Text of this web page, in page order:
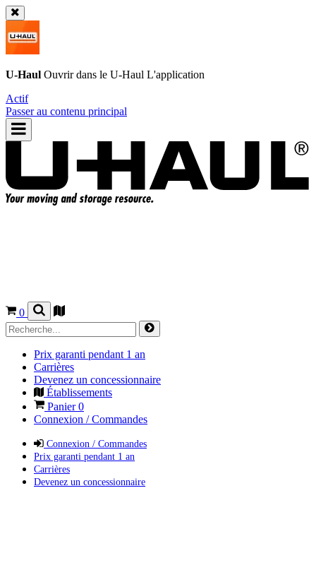
U-Haul Ouvrir dans le U-Haul L'application
Actif
Passer au contenu principal
0
Prix garanti pendant 1 an
Carrières
Devenez un concessionnaire
Établissements
Panier0
Connexion / Commandes
Connexion / Commandes
Prix garanti pendant 1 an
Carrières
Devenez un concessionnaire